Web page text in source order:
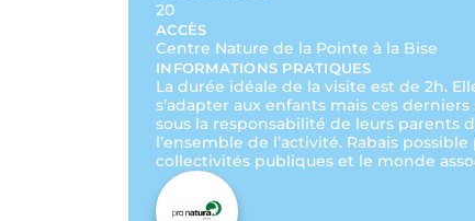
20
ACCÈS
Centre Nature de la Pointe à la Bise
INFORMATIONS PRATIQUES
La durée idéale de la visite est de 2h.
s’adapter aux enfants mais ces
sous la responsabilité de leurs parents
l’ensemble de l’activité. Rabais
collectivités publiques et le monde